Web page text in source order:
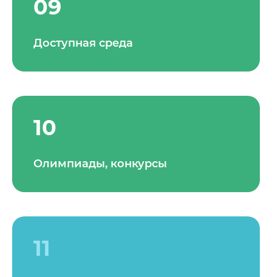
09
Доступная среда
10
Олимпиады, конкурсы
11